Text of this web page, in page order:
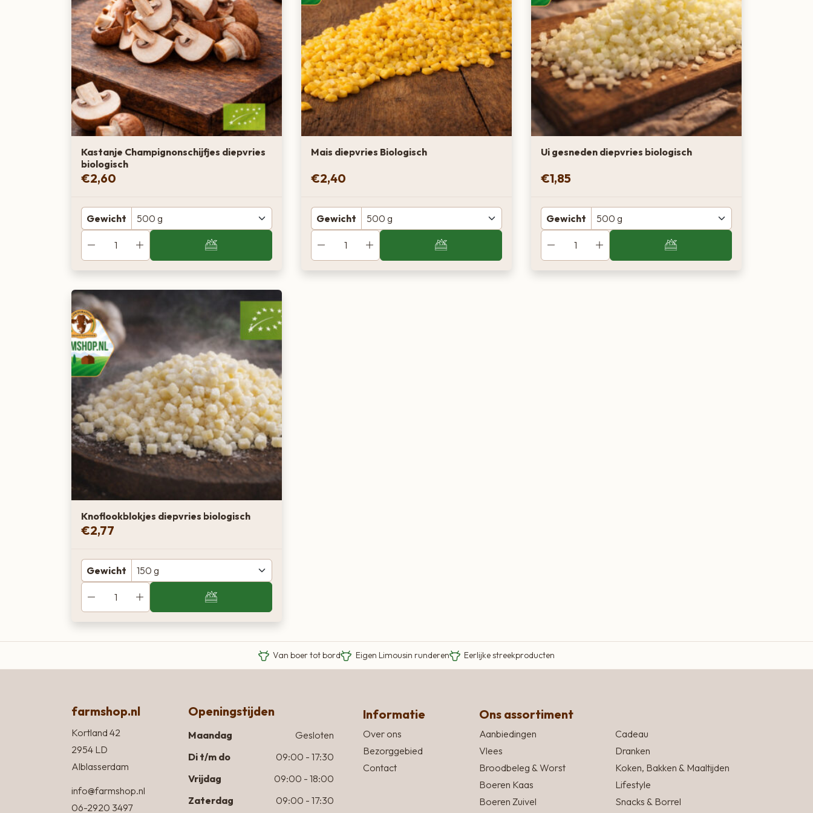
Kastanje Champignonschijfjes diepvries
biologisch
€2,60
Gewicht
Mais diepvries Biologisch
€2,40
Gewicht
Ui gesneden diepvries biologisch
€1,85
Gewicht
Knoflookblokjes diepvries biologisch
€2,77
Gewicht
Van boer tot bord Eigen Limousin runderen Eerlijke streekproducten
farmshop.nl
Kortland 42
2954 LD
Alblasserdam
info@farmshop.nl
06-2920 3497
Openingstijden
Maandag
Gesloten
Di t/m do
09:00 - 17:30
Vrijdag
09:00 - 18:00
Zaterdag
09:00 - 17:30
Informatie
Over ons
Bezorggebied
Contact
Ons assortiment
Aanbiedingen
Vlees
Broodbeleg & Worst
Boeren Kaas
Boeren Zuivel
Cadeau
Dranken
Koken, Bakken & Maaltijden
Lifestyle
Snacks & Borrel